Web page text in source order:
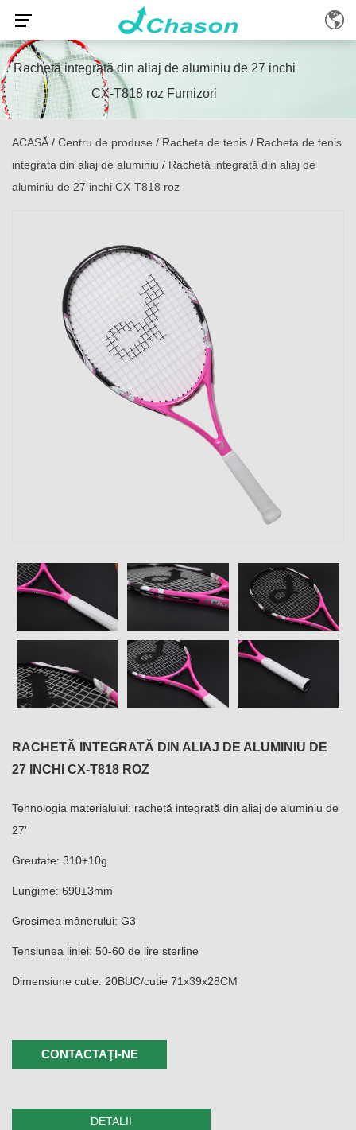
Rachetă integrată din aliaj de aluminiu de 27 inchi
CX-T818 roz Furnizori
ACASĂ / Centru de produse / Racheta de tenis / Racheta de tenis
integrata din aliaj de aluminiu / Rachetă integrată din aliaj de
aluminiu de 27 inchi CX-T818 roz
RACHETĂ INTEGRATĂ DIN ALIAJ DE ALUMINIU DE
27 INCHI CX-T818 ROZ
Tehnologia materialului: rachetă integrată din aliaj de aluminiu de
27'
Greutate: 310±10g
Lungime: 690±3mm
Grosimea mânerului: G3
Tensiunea liniei: 50-60 de lire sterline
Dimensiune cutie: 20BUC/cutie 71x39x28CM
CONTACTAŢI-NE
DETALII